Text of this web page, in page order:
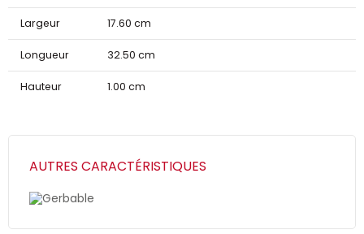
Largeur 17.60 cm
Longueur 32.50 cm
Hauteur 1.00 cm
AUTRES CARACTÉRISTIQUES
Gerbable